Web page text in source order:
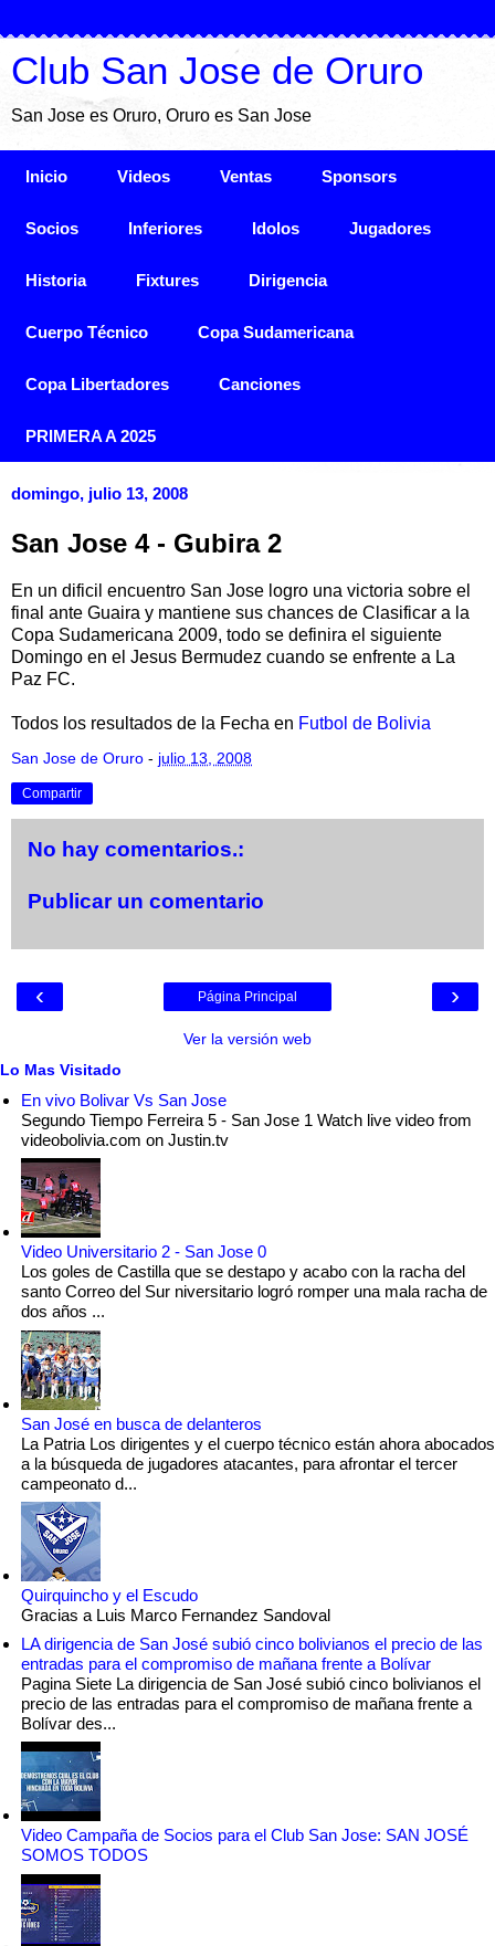
Club San Jose de Oruro
San Jose es Oruro, Oruro es San Jose
Inicio Videos Ventas Sponsors
Socios Inferiores Idolos Jugadores
Historia Fixtures Dirigencia
Cuerpo Técnico Copa Sudamericana
Copa Libertadores Canciones
PRIMERA A 2025
domingo, julio 13, 2008
San Jose 4 - Gubira 2
En un dificil encuentro San Jose logro una victoria sobre el
final ante Guaira y mantiene sus chances de Clasificar a la
Copa Sudamericana 2009, todo se definira el siguiente
Domingo en el Jesus Bermudez cuando se enfrente a La
Paz FC.
Todos los resultados de la Fecha en Futbol de Bolivia
San Jose de Oruro - julio 13, 2008
Compartir
No hay comentarios.:
Publicar un comentario
‹ ›
Página Principal
Ver la versión web
Lo Mas Visitado
En vivo Bolivar Vs San Jose
Segundo Tiempo Ferreira 5 - San Jose 1 Watch live video from
videobolivia.com on Justin.tv
Video Universitario 2 - San Jose 0
Los goles de Castilla que se destapo y acabo con la racha del
santo Correo del Sur niversitario logró romper una mala racha de
dos años ...
San José en busca de delanteros
La Patria Los dirigentes y el cuerpo técnico están ahora abocados
a la búsqueda de jugadores atacantes, para afrontar el tercer
campeonato d...
Quirquincho y el Escudo
Gracias a Luis Marco Fernandez Sandoval
LA dirigencia de San José subió cinco bolivianos el precio de las
entradas para el compromiso de mañana frente a Bolívar
Pagina Siete La dirigencia de San José subió cinco bolivianos el
precio de las entradas para el compromiso de mañana frente a
Bolívar des...
Video Campaña de Socios para el Club San Jose: SAN JOSÉ
SOMOS TODOS